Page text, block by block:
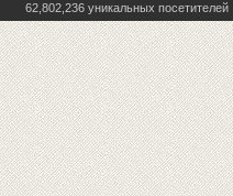
62,802,236 уникальных посетителей